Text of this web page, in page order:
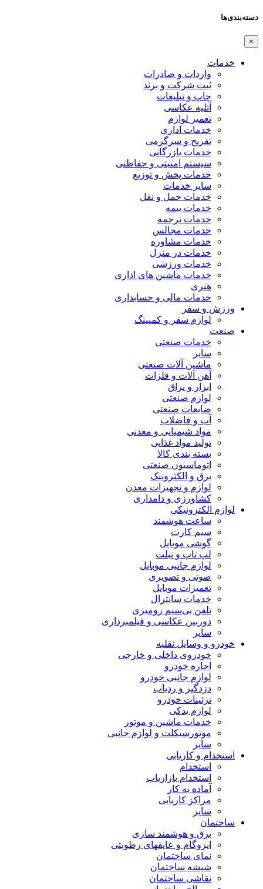
دسته‌بندی‌ها
×
خدمات
واردات و صادرات
ثبت شرکت و برند
چاپ و تبلیغات
آتلیه عکاسی
تعمیر لوازم
خدمات اداری
تفریح و سرگرمی
خدمات بازرگانی
سیستم امنیتی و حفاظتی
خدمات پخش و توزیع
سایر خدمات
خدمات حمل و نقل
خدمات بیمه
خدمات ترجمه
خدمات مجالس
خدمات مشاوره
خدمات در منزل
خدمات ورزشی
خدمات ماشین های اداری
هنری
خدمات مالی و حسابداری
ورزش و سفر
لوازم سفر و کمپینگ
صنعت
خدمات صنعتی
سایر
ماشین آلات صنعتی
آهن آلات و فلزات
ابزار و یراق
لوازم صنعتی
ضایعات صنعتی
آب و فاضلاب
مواد شیمیایی و معدنی
تولید مواد غذایی
بسته بندی کالا
اتوماسیون صنعتی
برق و الکترونیک
لوازم و تجهیزات معدن
کشاورزی و دامداری
لوازم الکترونیکی
ساعت هوشمند
سیم کارت
گوشی موبایل
لپ تاپ و تبلت
لوازم جانبی موبایل
صوتی و تصویری
تعمیرات موبایل
خدمات سانترال
تلفن بی‌سیم رومیزی
دوربین عکاسی و فیلمبرداری
سایر
خودرو و وسایل نقلیه
خودروی داخلی و خارجی
اجاره خودرو
لوازم جانبی خودرو
دزدگیر و ردیاب
تزئینات خودرو
لوازم یدکی
خدمات ماشین و موتور
موتورسیکلت و لوازم جانبی
سایر
استخدام و کاریابی
استخدام
استخدام بازاریاب
آماده به کار
مراکز کاریابی
سایر
ساختمان
برق و هوشمند سازی
ایزوگام و عایقهای رطوبتی
نمای ساختمان
شیشه ساختمان
نقاشی ساختمان